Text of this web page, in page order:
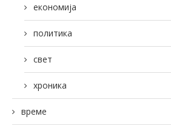
економија
политика
свет
хроника
време